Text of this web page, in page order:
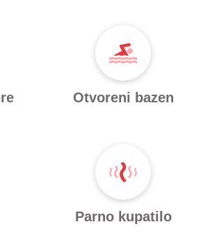
Otvoreni bazen
Parno kupatilo